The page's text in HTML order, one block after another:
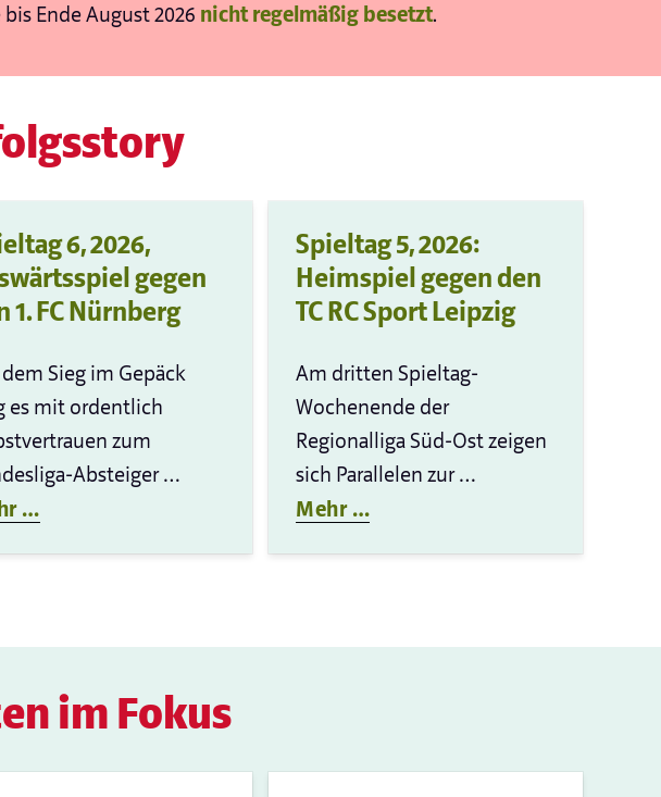
Ende August 2026 nicht regelmäßig besetzt.
6, 2026,
gegen
1. FC Nürnberg
Sieg im Gepäck
es mit ordentlich
zum
Absteiger …
…
Spieltag 5, 2026:
Heimspiel gegen den
TC RC Sport Leipzig
Am dritten Spieltag-
Wochenende der
Regionalliga Süd-Ost zeigen
sich Parallelen zur …
Mehr …
im Fokus